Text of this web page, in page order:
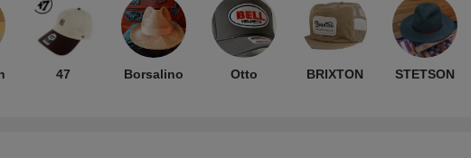
47 Borsalino Otto BRIXTON STETSON